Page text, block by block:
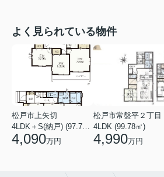
よく見られている物件
松戸市上矢切
4,090万円
松戸市常盤平２丁目
4LDK (99.78㎡)
4,990万円